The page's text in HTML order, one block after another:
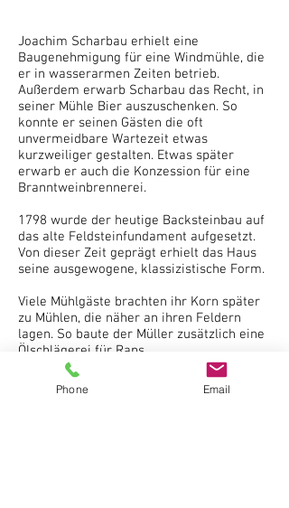
Joachim Scharbau erhielt eine
Baugenehmigung für eine Windmühle, die
er in wasserarmen Zeiten betrieb.
Außerdem erwarb Scharbau das Recht, in
seiner Mühle Bier auszuschenken. So
konnte er seinen Gästen die oft
unvermeidbare Wartezeit etwas
kurzweiliger gestalten. Etwas später
erwarb er auch die Konzession für eine
Branntweinbrennerei.
1798 wurde der heutige Backsteinbau auf
das alte Feldsteinfundament aufgesetzt.
Von dieser Zeit geprägt erhielt das Haus
seine ausgewogene, klassizistische Form.
Viele Mühlgäste brachten ihr Korn später
zu Mühlen, die näher an ihren Feldern
lagen. So baute der Müller zusätzlich eine
Ölschlägerei für Raps.
Nach der Stilllegung der Mühle um 1920
wurde ein landwirtschaftlicher Betrieb
Phone Email